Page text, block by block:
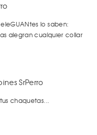
lo saben:
alegran cualquier collar
SrPerro
chaquetas...